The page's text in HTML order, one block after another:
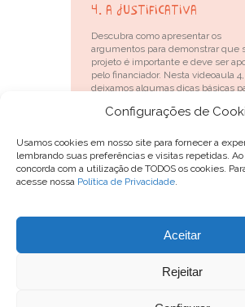
Configurações de
Usamos cookies em nosso site para fornecer a
lembrando suas preferências e visitas repetidas. Ao
concorda com a utilização de TODOS os cookies.
acesse nossa Política de Privacidade.
Aceitar
Rejeitar
4. a justificativa
Descubra como apresentar os
argumentos para demonstrar que
projeto é importante e deve ser
pelo financiador. Nesta videoaula 4,
deixamos algumas dicas básicas
Audiodescrição:
Saiba mais
ou nos procurar no Instagram